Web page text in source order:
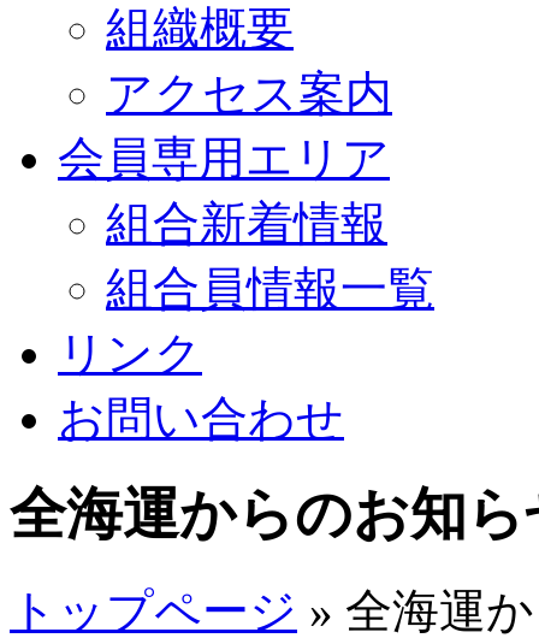
組織概要
アクセス案内
会員専用エリア
組合新着情報
組合員情報一覧
リンク
お問い合わせ
全海運からのお知ら
トップページ » 全海運